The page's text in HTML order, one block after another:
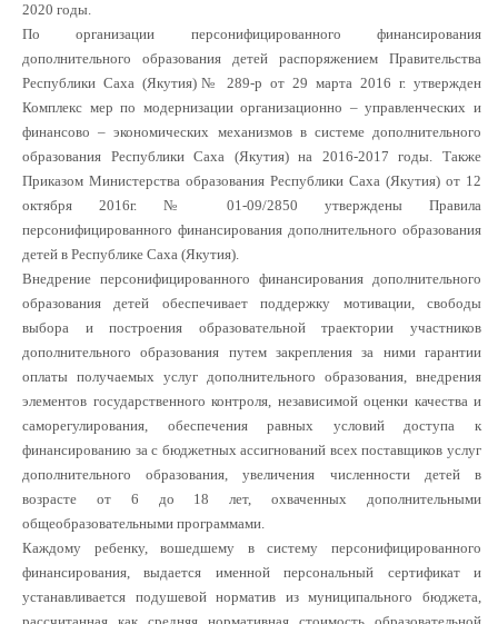
2020 годы.
По организации персонифицированного финансирования
дополнительного образования детей распоряжением Правительства
Республики Саха (Якутия)№ 289-р от 29 марта 2016 г. утвержден
Комплекс мер по модернизации организационно – управленческих и
финансово – экономических механизмов в системе дополнительного
образования Республики Саха (Якутия) на 2016-2017 годы. Также
Приказом Министерства образования Республики Саха (Якутия) от 12
октября 2016г. № 01-09/2850 утверждены Правила
персонифицированного финансирования дополнительного образования
детей в Республике Саха (Якутия).
Внедрение персонифицированного финансирования дополнительного
образования детей обеспечивает поддержку мотивации, свободы
выбора и построения образовательной траектории участников
дополнительного образования путем закрепления за ними гарантии
оплаты получаемых услуг дополнительного образования, внедрения
элементов государственного контроля, независимой оценки качества и
саморегулирования, обеспечения равных условий доступа к
финансированию за с бюджетных ассигнований всех поставщиков услуг
дополнительного образования, увеличения численности детей в
возрасте от 6 до 18 лет, охваченных дополнительными
общеобразовательными программами.
Каждому ребенку, вошедшему в систему персонифицированного
финансирования, выдается именной персональный сертификат и
устанавливается подушевой норматив из муниципального бюджета,